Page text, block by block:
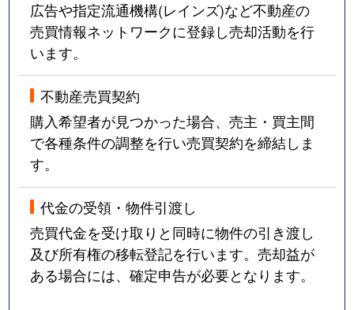
広告や指定流通機構(レインズ)など不動産の
売買情報ネットワークに登録し売却活動を行
います。
不動産売買契約
購入希望者が見つかった場合、売主・買主間
で各種条件の調整を行い売買契約を締結しま
す。
代金の受領・物件引渡し
売買代金を受け取りと同時に物件の引き渡し
及び所有権の移転登記を行います。売却益が
ある場合には、確定申告が必要となります。